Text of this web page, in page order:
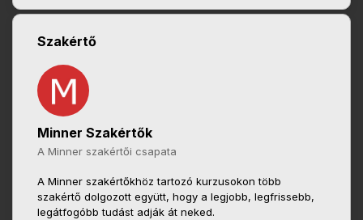
Szakértő
Minner Szakértők
A Minner szakértői csapata
A Minner szakértőkhöz tartozó kurzusokon több
szakértő dolgozott együtt, hogy a legjobb, legfrissebb,
legátfogóbb tudást adják át neked.